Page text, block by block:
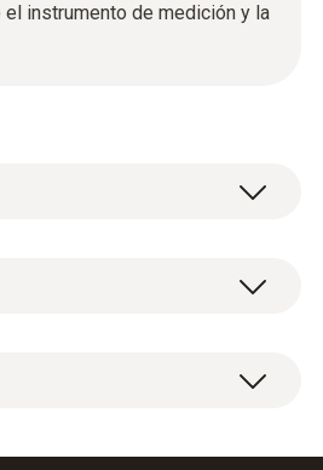
el instrumento de medición y la
flexible, longitud de 2,8